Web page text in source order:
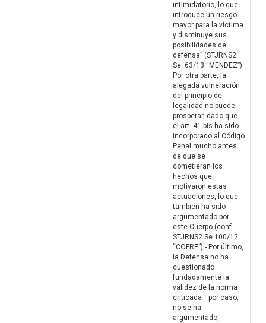
intimidatorio, lo que
introduce un riesgo
mayor para la víctima
y disminuye sus
posibilidades de
defensa” (STJRNS2
Se. 63/13 “MENDEZ”).
Por otra parte, la
alegada vulneración
del principio de
legalidad no puede
prosperar, dado que
el art. 41 bis ha sido
incorporado al Código
Penal mucho antes
de que se
cometieran los
hechos que
motivaron estas
actuaciones, lo que
también ha sido
argumentado por
este Cuerpo (conf.
STJRNS2 Se 100/12
“COFRE”).- Por último,
la Defensa no ha
cuestionado
fundadamente la
validez de la norma
criticada –por caso,
no se ha
argumentado,